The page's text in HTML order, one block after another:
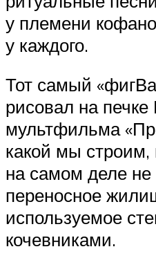
у племени
у каждого.
Тот самый
рисовал на
мультфильма
какой мы строим,
на самом деле не
переносное
используемое
кочевниками.